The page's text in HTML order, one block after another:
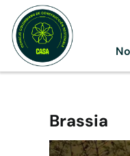
content
Brassia